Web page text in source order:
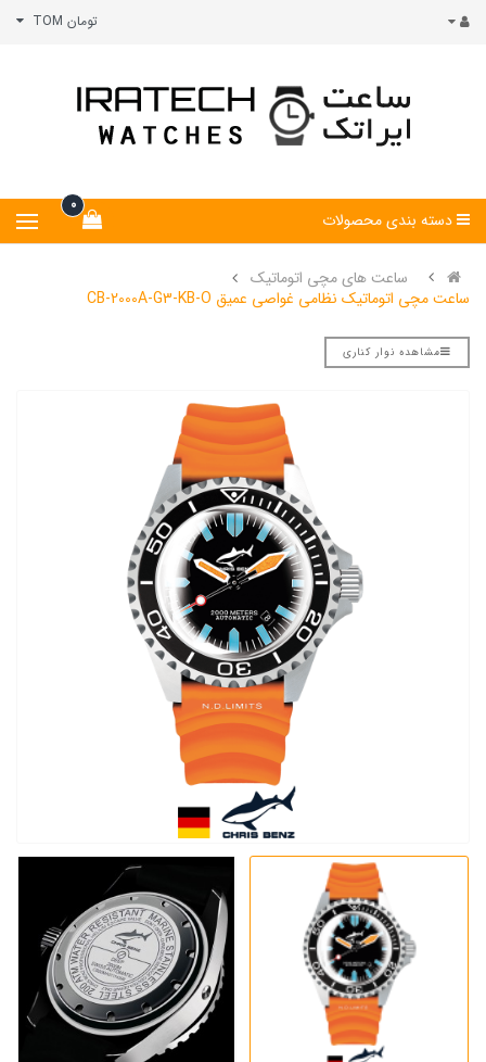
تومان TOM
0
دسته بندی محصولات
ساعت های مچی اتوماتیک
ساعت مچی اتوماتیک نظامی غواصی عمیق CB-2000A-G3-KB-O
مشاهده نوار کناری